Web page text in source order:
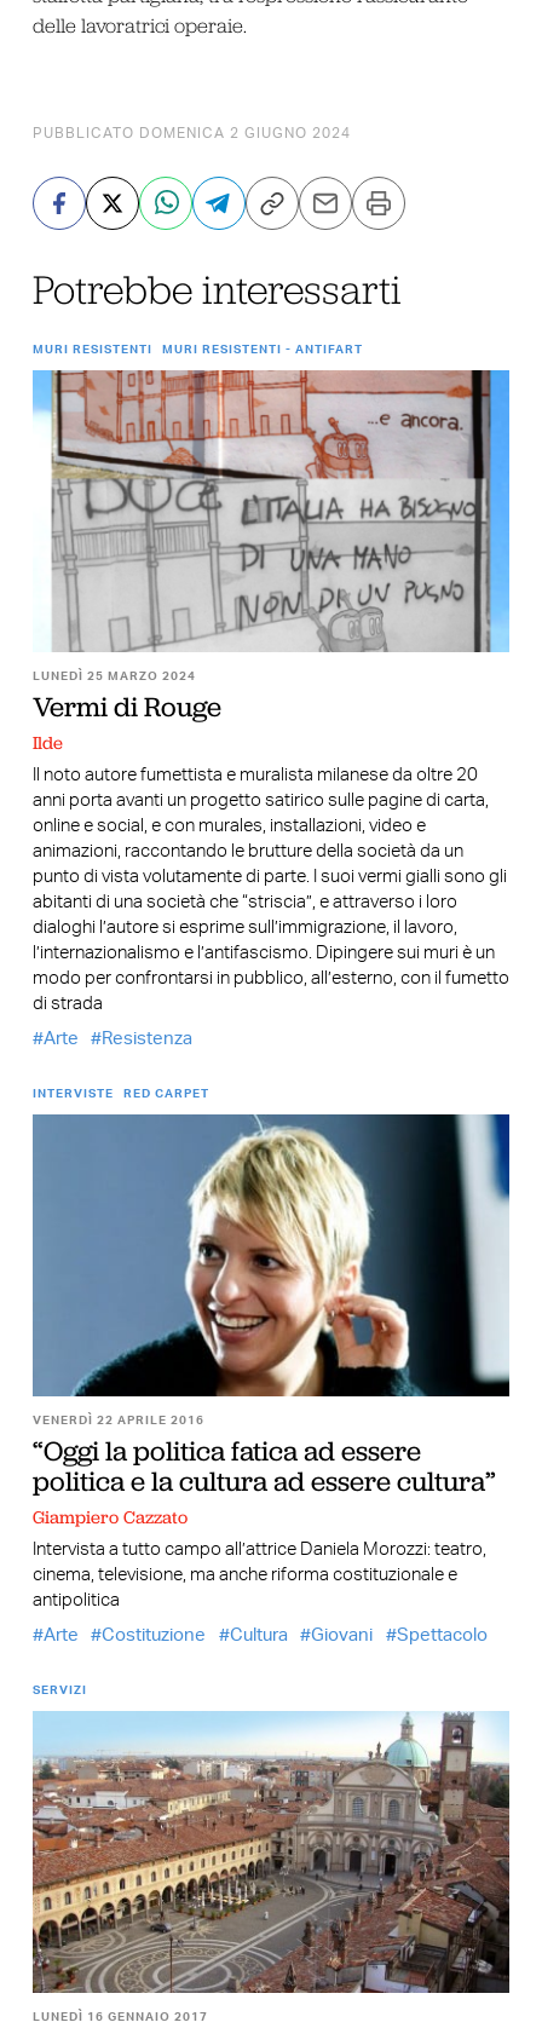
delle lavoratrici operaie.
PUBBLICATO DOMENICA 2 GIUGNO 2024
Potrebbe interessarti
MURI RESISTENTI MURI RESISTENTI - ANTIFART
LUNEDÌ 25 MARZO 2024
Vermi di Rouge
Ilde
Il noto autore fumettista e muralista milanese da oltre 20
anni porta avanti un progetto satirico sulle pagine di carta,
online e social, e con murales, installazioni, video e
animazioni, raccontando le brutture della società da un
punto di vista volutamente di parte. I suoi vermi gialli sono gli
abitanti di una società che “striscia”, e attraverso i loro
dialoghi l’autore si esprime sull’immigrazione, il lavoro,
l’internazionalismo e l’antifascismo. Dipingere sui muri è un
modo per confrontarsi in pubblico, all’esterno, con il fumetto
di strada
Arte
Resistenza
INTERVISTE RED CARPET
VENERDÌ 22 APRILE 2016
“Oggi la politica fatica ad essere
politica e la cultura ad essere cultura”
Giampiero Cazzato
Intervista a tutto campo all’attrice Daniela Morozzi: teatro,
cinema, televisione, ma anche riforma costituzionale e
antipolitica
Arte
Costituzione Cultura Giovani Spettacolo
SERVIZI
LUNEDÌ 16 GENNAIO 2017